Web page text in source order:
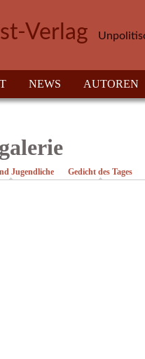
Verlag
NEWS AUTOREN
Jugendliche Gedicht des Tages